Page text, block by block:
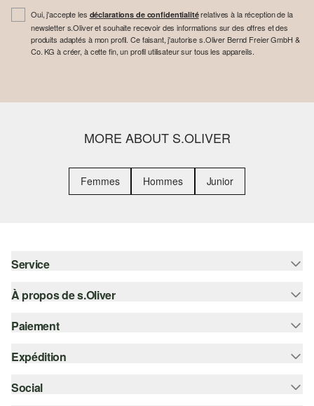
Oui, j'accepte les déclarations de confidentialitérelatives à la réception de la
newsletter s.Oliver et souhaite recevoir des informations sur des offres et des
produits adaptés à mon profil. Ce faisant, j'autorise s.Oliver Bernd Freier GmbH &
Co. KG à créer, à cette fin, un profil utilisateur sur tous les appareils.
MORE ABOUT S.OLIVER
Femmes Hommes Junior
Service
Aide - FAQ
Guide des tailles
À propos de s.Oliver
S'abonner à la Newsletter
s.Oliver Card
Paiement
Sur facture
Carte de crédit
Expédition
Suivi de colis
Social